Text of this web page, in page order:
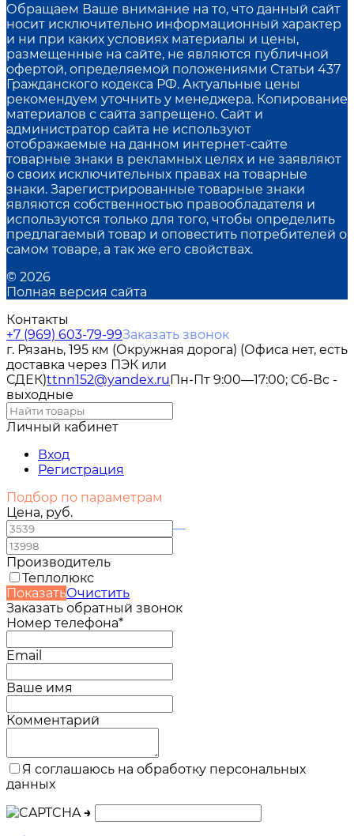
Обращаем Ваше внимание на то, что данный сайт
носит исключительно информационный характер
и ни при каких условиях материалы и цены,
размещенные на сайте, не являются публичной
офертой, определяемой положениями Статьи 437
Гражданского кодекса РФ. Актуальные цены
рекомендуем уточнить у менеджера. Копирование
материалов с сайта запрещено. Сайт и
администратор сайта не используют
отображаемые на данном интернет-сайте
товарные знаки в рекламных целях и не заявляют
о своих исключительных правах на товарные
знаки. Зарегистрированные товарные знаки
являются собственностью правообладателя и
используются только для того, чтобы определить
предлагаемый товар и оповестить потребителей о
самом товаре, а так же его свойствах.
© 2026
Полная версия сайта
Контакты
+7 (969) 603-79-99Заказать звонок
г. Рязань, 195 км (Окружная дорога) (Офиса нет, есть
доставка через ПЭК или
СДЕК)ttnn152@yandex.ruПн-Пт 9:00—17:00; Сб-Вс -
выходные
Личный кабинет
Вход
Регистрация
Подбор по параметрам
Цена, руб.
—
Производитель
Теплолюкс
ПоказатьОчистить
Заказать обратный звонок
Номер телефона*
Email
Ваше имя
Комментарий
Я соглашаюсь на обработку персональных
данных
→